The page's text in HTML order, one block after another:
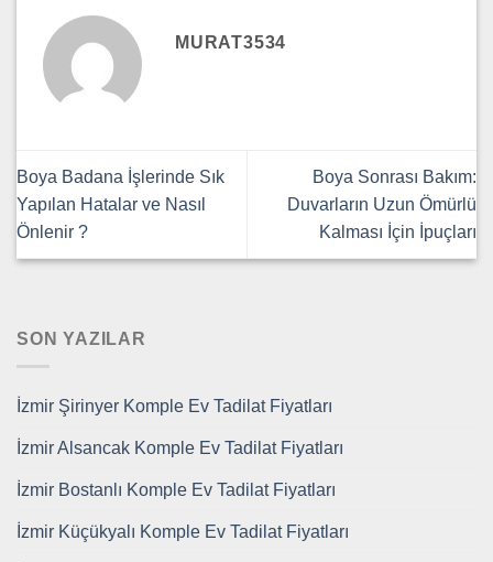
MURAT3534
Boya Badana İşlerinde Sık
Yapılan Hatalar ve Nasıl
Önlenir ?
Boya Sonrası Bakım:
Duvarların Uzun Ömürlü
Kalması İçin İpuçları
SON YAZILAR
İzmir Şirinyer Komple Ev Tadilat Fiyatları
İzmir Alsancak Komple Ev Tadilat Fiyatları
İzmir Bostanlı Komple Ev Tadilat Fiyatları
İzmir Küçükyalı Komple Ev Tadilat Fiyatları